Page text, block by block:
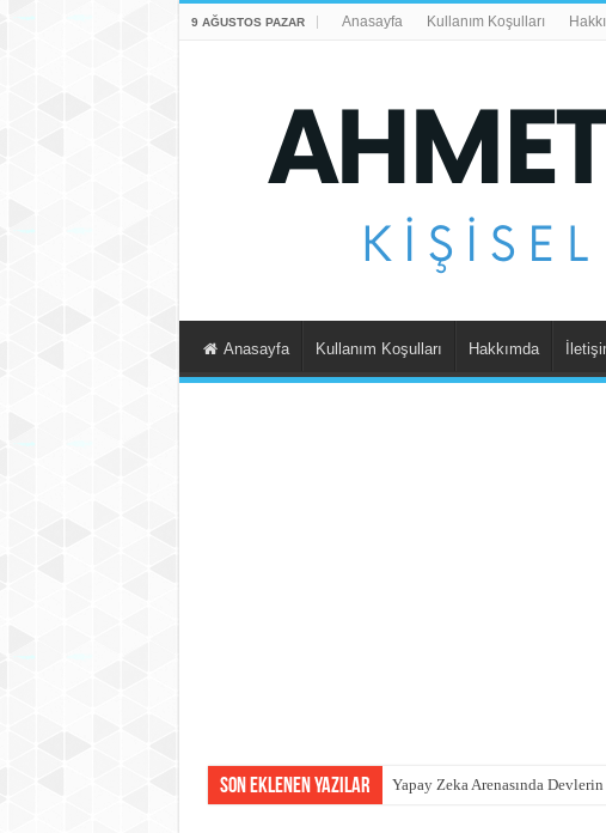
9 AĞUSTOS PAZAR Anasayfa Kullanım Koşulları
Anasayfa Kullanım Koşulları Hakkımda
Son eklenen yazılar Yapay Zeka Arenasında Devlerin